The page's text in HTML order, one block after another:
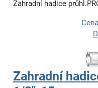
Zahradní hadice
Zahradní